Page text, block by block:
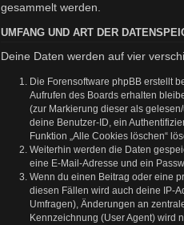
gesammelt werden.
UMFANG UND ART DER
Deine Daten werden auf vier
Die Forensoftware phpBB erstellt
Aufrufen des Boards erhalten
(zur Markierung dieser als
deine Benutzer-ID, ein
Funktion „Alle Cookies löschen“
Weiterhin werden die Daten
eine E-Mail-Adresse und ein
Wenn du einen Beitrag oder eine
diesen Fällen wird auch deine IP-
Umfragen), Änderungen an
Kennzeichnung (User Agent) wird